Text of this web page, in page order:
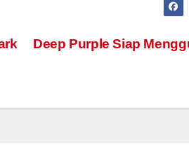
Deep Purple Siap